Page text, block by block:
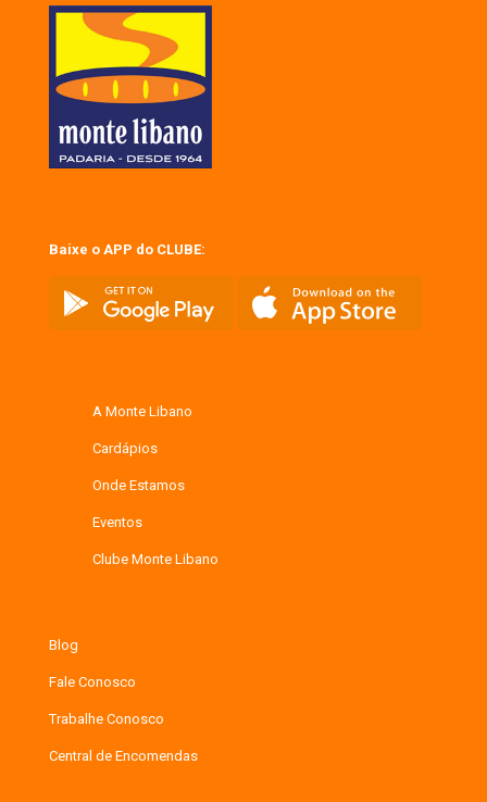
Baixe o APP do CLUBE:
A Monte Libano
Cardápios
Onde Estamos
Eventos
Clube Monte Libano
Blog
Fale Conosco
Trabalhe Conosco
Central de Encomendas